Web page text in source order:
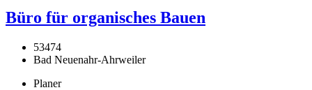
Büro für organisches Bauen
53474
Bad Neuenahr-Ahrweiler
Planer